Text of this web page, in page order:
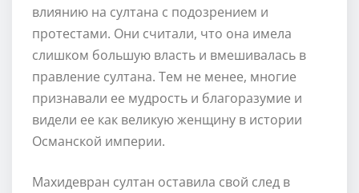
влиянию на султана с подозрением и
протестами. Они считали, что она имела
слишком большую власть и вмешивалась в
правление султана. Тем не менее, многие
признавали ее мудрость и благоразумие и
видели ее как великую женщину в истории
Османской империи.
Махидевран султан оставила свой след в